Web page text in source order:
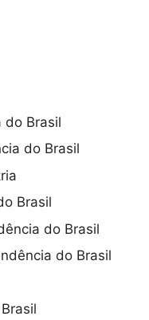
do Brasil
do Brasil
Brasil
do Brasil
do Brasil